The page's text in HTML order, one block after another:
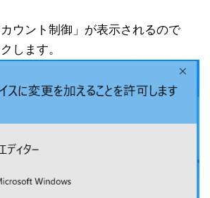
ウント制御」が表示されるので
します。